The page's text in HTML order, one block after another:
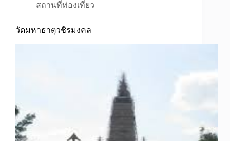
สถานที่ท่องเที่ยว
วัดมหาธาตุวชิรมงคล